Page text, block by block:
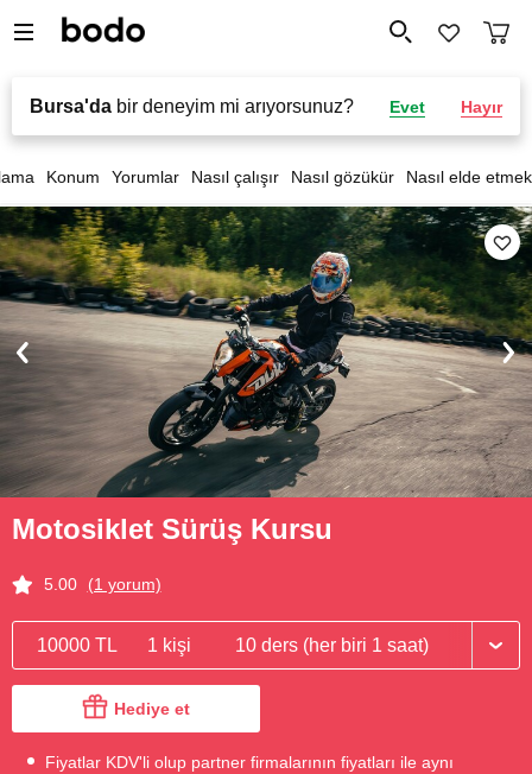
Bursa'da bir deneyim mi arıyorsunuz? Evet Hayır
Konum Yorumlar Nasıl çalışır Nasıl gözükür Nasıl elde etmek
Motosiklet Sürüş Kursu
5.00 (1 yorum)
10000 TL 1 kişi 10 ders (her biri 1 saat)
Hediye et
Fiyatlar KDV'li olup partner firmalarının fiyatları ile aynı